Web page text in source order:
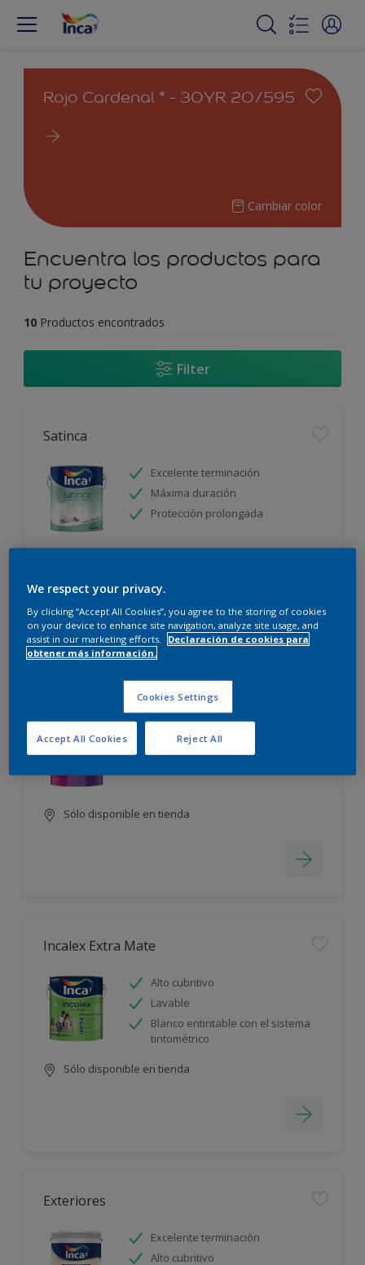
Rojo Cardenal * - 30YR 20/595
Cambiar color
Encuentra los productos para
tu proyecto
10 Productos encontrados
Filter
Satinca
Excelente terminación
Máxima duración
Protección prolongada
Incalex Toque Sublime Design Mate
Excelente terminación
Alto cubritivo
Sólo disponible en tienda
Incalex Extra Mate
Alto cubritivo
Lavable
Blanco entintable con el sistema
tintométrico
Sólo disponible en tienda
Exteriores
Excelente terminación
Alto cubritivo
We respect your privacy.
By clicking “Accept All Cookies”, you agree to the storing of cookies
on your device to enhance site navigation, analyze site usage, and
assist in our marketing efforts.
Declaración de cookies para
obtener más información.
Cookies Settings
Reject All
Accept All Cookies